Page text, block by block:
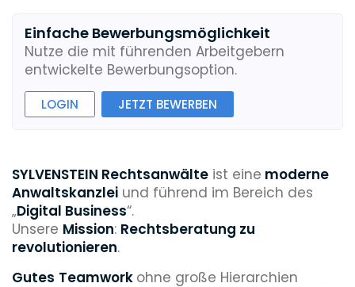
Einfache Bewerbungsmöglichkeit
Nutze die mit führenden Arbeitgebern
entwickelte Bewerbungsoption.
LOGIN JETZT BEWERBEN
SYLVENSTEIN Rechtsanwälte ist eine moderne
Anwaltskanzlei und führend im Bereich des
„Digital Business“.
Unsere Mission: Rechtsberatung zu
revolutionieren.
Gutes Teamwork ohne große Hierarchien